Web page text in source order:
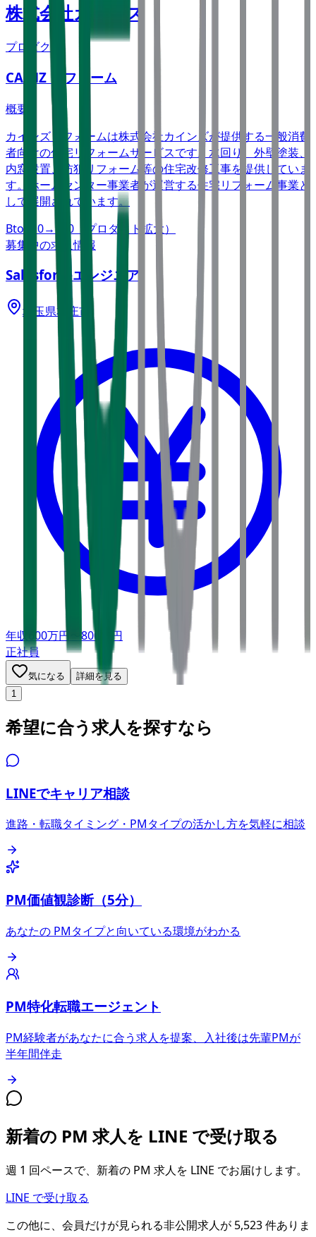
株式会社カインズ
プロダクト
CAINZ リフォーム
概要
カインズリフォームは株式会社カインズが提供する一般消費
者向けの住宅リフォームサービスです。水回り、外壁塗装、
内窓設置、防犯リフォーム等の住宅改修工事を提供していま
す。ホームセンター事業者が運営する住宅リフォーム事業と
して展開されています。
BtoC
10→100（プロダクト拡大）
募集中の求人情報
Salesforceエンジニア
埼玉県本庄市
年収
600万円〜800万円
正社員
気になる
詳細を見る
1
希望に合う求人を探すなら
LINEでキャリア相談
進路・転職タイミング・PMタイプの活かし方を気軽に相談
PM価値観診断（5分）
あなたの PMタイプと向いている環境がわかる
PM特化転職エージェント
PM経験者があなたに合う求人を提案、入社後は先輩PMが
半年間伴走
新着の PM 求人を LINE で受け取る
週 1 回ペースで、新着の PM 求人を LINE でお届けします。
LINE で受け取る
この他に、会員だけが見られる非公開求人が 5,523件ありま